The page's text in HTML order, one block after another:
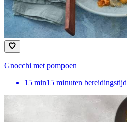
Gnocchi met pompoen
15 min15 minuten bereidingstijd